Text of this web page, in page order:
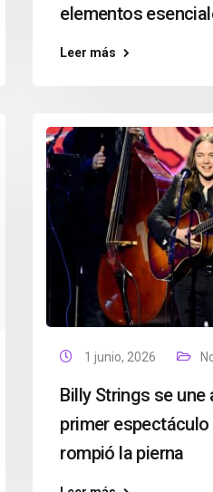
elementos
Leer más
1 junio, 2026
Billy Strings se une
primer
rompió la pierna